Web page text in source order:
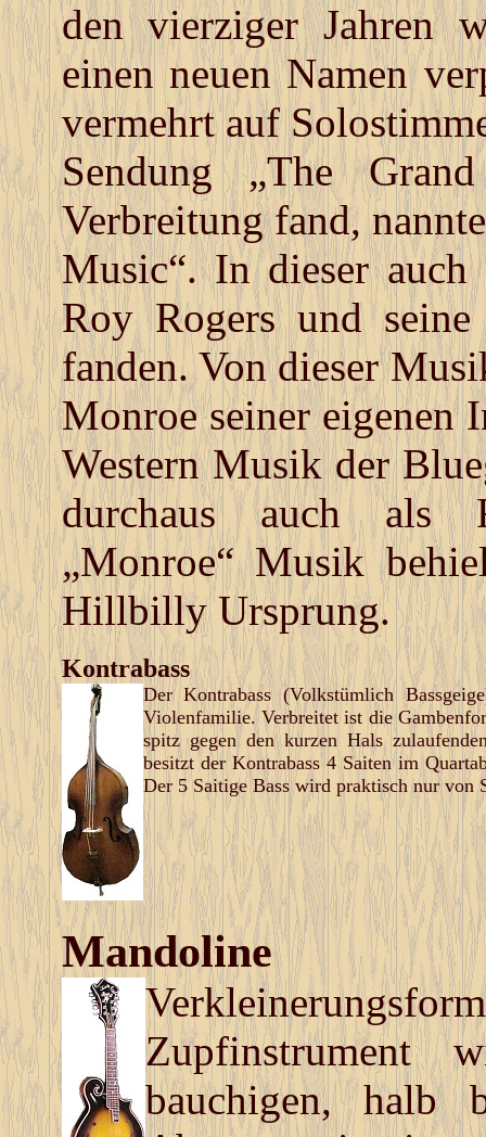
den vierziger Jahren
einen neuen Namen
vermehrt auf
Sendung „The
Verbreitung fand,
Music“. In dieser
Roy Rogers und
fanden. Von dieser
Monroe seiner eigenen
Western Musik der
durchaus auch als
„Monroe“ Musik
Hillbilly Ursprung.
Kontrabass
Der Kontrabass (Volkstümlich
Violenfamilie. Verbreitet ist die
spitz gegen den kurzen Hals
besitzt der Kontrabass 4 Saiten im
Der 5 Saitige Bass wird praktisch nur von
Mandoline
bauchigen, halb